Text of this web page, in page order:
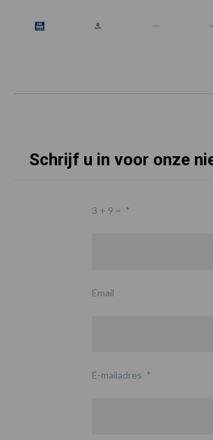
Schrijf u in voor onze
3 + 9 = *
Email
E-mailadres *